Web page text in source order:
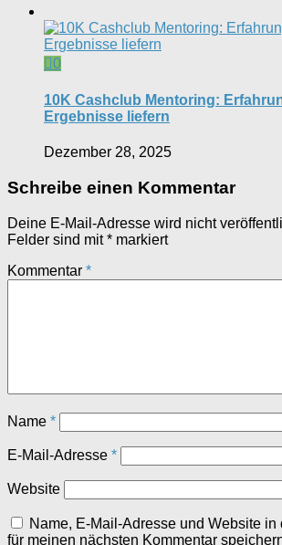
0
10K Cashclub Mentoring:
Ergebnisse liefern
Dezember 28, 2025
Schreibe einen Kommentar
Deine E-Mail-Adresse wird nicht
Felder sind mit* markiert
Kommentar *
Name *
E-Mail-Adresse *
Website
Name, E-Mail-Adresse und Website in
für meinen nächsten Kommentar